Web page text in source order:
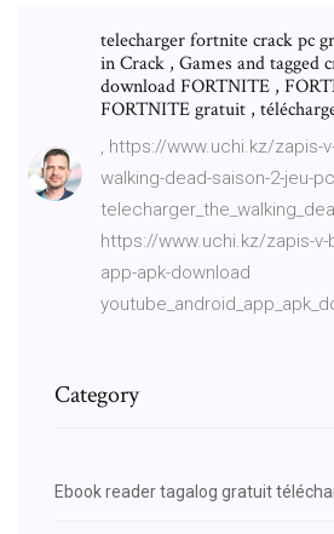
telecharger fortnite crack pc
in Crack , Games and tagged
download FORTNITE ,
FORTNITE gratuit ,
, https://www.uchi.kz/zapis-
walking-dead-saison-2-jeu-
https://www.uchi.kz/zapis-
app-apk-download
Category
Ebook reader tagalog gratuit